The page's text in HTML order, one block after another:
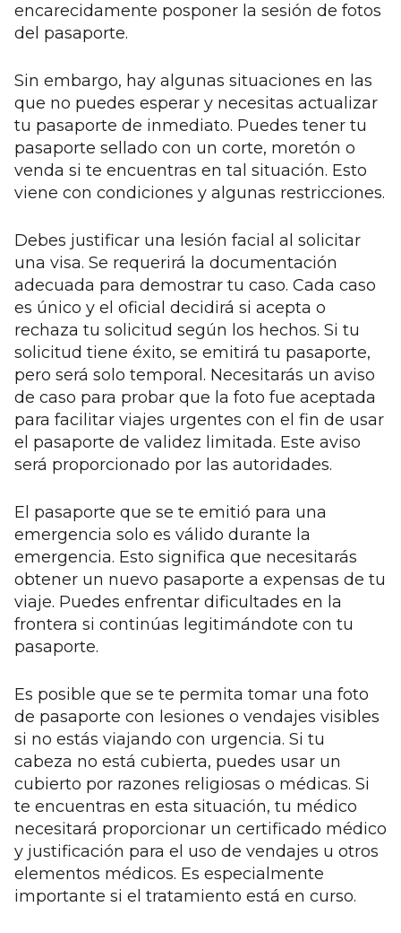
encarecidamente posponer la sesión de fotos
del pasaporte.
Sin embargo, hay algunas situaciones en las
que no puedes esperar y necesitas actualizar
tu pasaporte de inmediato. Puedes tener tu
pasaporte sellado con un corte, moretón o
venda si te encuentras en tal situación. Esto
viene con condiciones y algunas restricciones.
Debes justificar una lesión facial al solicitar
una visa. Se requerirá la documentación
adecuada para demostrar tu caso. Cada caso
es único y el oficial decidirá si acepta o
rechaza tu solicitud según los hechos. Si tu
solicitud tiene éxito, se emitirá tu pasaporte,
pero será solo temporal. Necesitarás un aviso
de caso para probar que la foto fue aceptada
para facilitar viajes urgentes con el fin de usar
el pasaporte de validez limitada. Este aviso
será proporcionado por las autoridades.
El pasaporte que se te emitió para una
emergencia solo es válido durante la
emergencia. Esto significa que necesitarás
obtener un nuevo pasaporte a expensas de tu
viaje. Puedes enfrentar dificultades en la
frontera si continúas legitimándote con tu
pasaporte.
Es posible que se te permita tomar una foto
de pasaporte con lesiones o vendajes visibles
si no estás viajando con urgencia. Si tu
cabeza no está cubierta, puedes usar un
cubierto por razones religiosas o médicas. Si
te encuentras en esta situación, tu médico
necesitará proporcionar un certificado médico
y justificación para el uso de vendajes u otros
elementos médicos. Es especialmente
importante si el tratamiento está en curso.